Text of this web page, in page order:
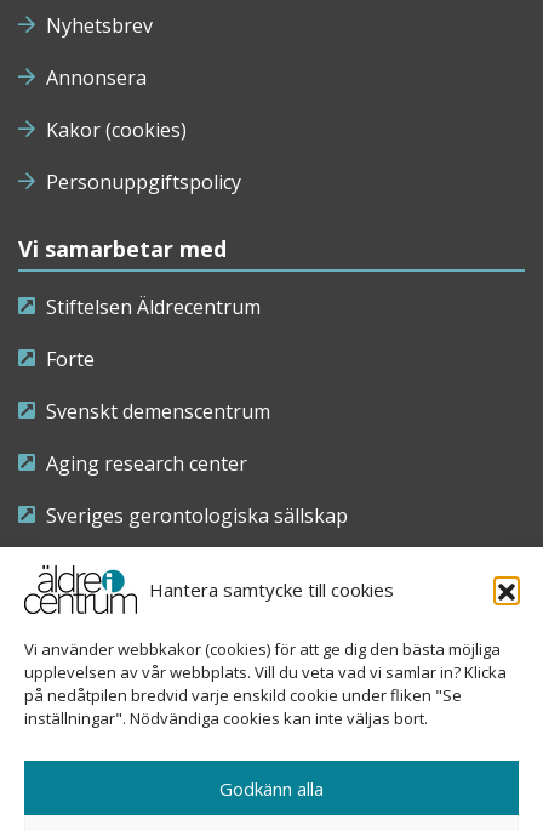
Hantera samtycke till cookies
Vi använder webbkakor (cookies) för att ge dig den bästa möjliga
upplevelsen av vår webbplats. Vill du veta vad vi samlar in? Klicka
på nedåtpilen bredvid varje enskild cookie under fliken "Se
inställningar". Nödvändiga cookies kan inte väljas bort.
Godkänn alla
Nyhetsbrev
Annonsera
Kakor (cookies)
Personuppgiftspolicy
Vi samarbetar med
Stiftelsen Äldrecentrum
Forte
Svenskt demenscentrum
Aging research center
Sveriges gerontologiska sällskap
Riksföreningen för sjuksköterskor inom äldre- och
demensvård
Nationellt kompetenscentrum anhöriga
Sveavägen 155, 113 46 Stockholm